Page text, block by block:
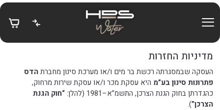
Skip to Content
מדיניות החזרות
העסקה שבמסגרתה רכשת בר מים ו/או מערכת סינון מחברתהדס
פתרונות סינון בע”מ היא עסקת מכר ו/או עסקת שירות מרחוק,
כהגדרתן בחוק הגנת הצרכן, התשמ”א–1981 (להלן:
“חוק הגנת
הצרכן”).
בחזרה למעלה